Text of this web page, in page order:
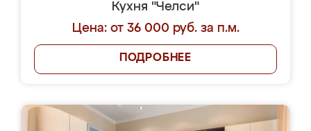
Кухня "Челси"
Цена: от 36 000 руб. за п.м.
ПОДРОБНЕЕ